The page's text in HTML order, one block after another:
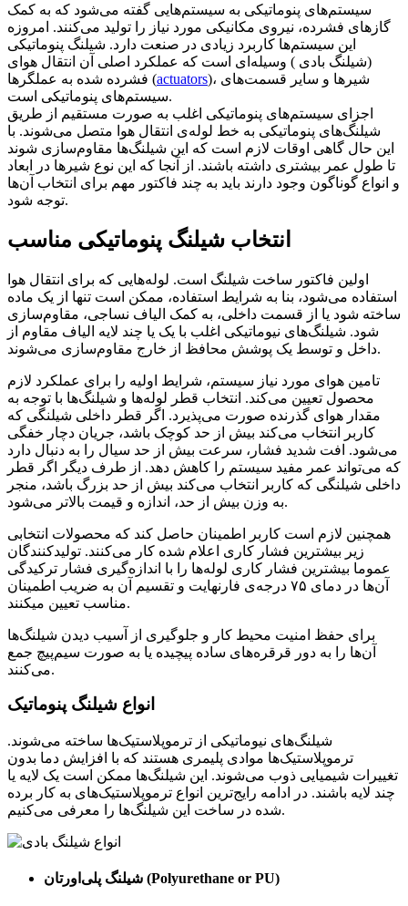
سیستم‌های پنوماتیکی به سیستم‌هایی گفته می‌شود که به کمک
گاز‌های فشرده، نیروی مکانیکی مورد نیاز را تولید می‌کنند. امروزه
این سیستم‌ها کاربرد زیادی در صنعت دارد. شیلنگ پنوماتیکی
(شیلنگ بادی ) وسیله‌ای است که عملکرد اصلی آن انتقال هوای
فشرده شده به عملگرها (actuators)، شیرها و سایر قسمت‌های
سیستم‌های پنوماتیکی است.
اجزای سیستم‌های پنوماتیکی اغلب به صورت مستقیم از طریق
شیلنگ‌های پنوماتیکی به خط لوله‌ی انتقال هوا متصل می‌شوند. با
این حال گاهی اوقات لازم است که این شیلنگ‌ها مقاوم‌سازی شوند
تا طول عمر بیشتری داشته باشند. از آنجا که این نوع شیرها در ابعاد
و انواع گوناگون وجود دارند باید به چند فاکتور مهم برای انتخاب آن‌ها
توجه شود.
انتخاب شیلنگ پنوماتیکی مناسب
اولین فاکتور ساخت شیلنگ است. لوله‌هایی که برای انتقال هوا
استفاده می‌شود، بنا به شرایط استفاده، ممکن است تنها از یک ماده
ساخته شود یا از قسمت داخلی، به کمک الیاف نساجی، مقاوم‌سازی
شود. شیلنگ‌های نیوماتیکی اغلب با یک یا چند لایه الیاف مقاوم از
داخل و توسط یک پوشش محافظ از خارج مقاوم‌سازی می‌شوند.
تامین هوای مورد نیاز سیستم، شرایط اولیه را برای عملکرد لازم
محصول تعیین می‌کند. انتخاب قطر لوله‌ها و شیلنگ‌ها با توجه به
مقدار هوای گذرنده صورت می‌پذیرد. اگر قطر داخلی شیلنگی که
کاربر انتخاب می‌کند بیش از حد کوچک باشد، جریان دچار خفگی
می‌شود. افت شدید فشار، سرعت بیش از حد سیال را به دنبال دارد
که می‌تواند عمر مفید سیستم را کاهش دهد. از طرف دیگر اگر قطر
داخلی شیلنگی که کاربر انتخاب می‌کند بیش از حد بزرگ باشد، منجر
به وزن بیش از حد، اندازه و قیمت بالاتر می‌شود.
همچنین لازم است کاربر اطمینان حاصل کند که محصولات انتخابی
زیر بیشترین فشار کاری اعلام شده کار می‌کنند. تولیدکنندگان
عموما بیشترین فشار کاری لوله‌ها را با اندازه‌گیری فشار ترکیدگی
آن‌ها در دمای ۷۵ درجه‌ی فارنهایت و تقسیم آن به ضریب اطمینان
مناسب تعیین میکنند.
برای حفظ امنیت محیط کار و جلوگیری از آسیب دیدن شیلنگ‌ها
آن‌ها را به دور قرقره‌های ساده پیچیده یا به صورت سیم‌پیچ جمع
می‌کنند.
انواع شیلنگ‌ پنوماتیک
شیلنگ‌های نیوماتیکی از ترموپلاستیک‌ها ساخته می‌شوند.
ترموپلاستیک‌ها موادی پلیمری هستند که با افزایش دما بدون
تغییرات شیمیایی ذوب می‌شوند. این شیلنگ‌ها ممکن است یک لایه یا
چند لایه باشند. در ادامه رایج‌ترین انواع ترموپلاستیک‌های به کار برده
شده در ساخت این شیلنگ‌ها را معرفی می‌کنیم.
شیلنگ پلی‌اورتان (Polyurethane or PU)